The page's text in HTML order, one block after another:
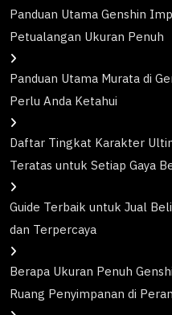
Panduan Utama Genshin
Petualangan Ukuran Penuh
Panduan Utama Murata di
Perlu Anda Ketahui
Daftar Tingkat Karakter
Teratas untuk Setiap Gaya
Guide Terbaik untuk Jual
dan Terpercaya
Berapa Ukuran Penuh
Ruang Penyimpanan di